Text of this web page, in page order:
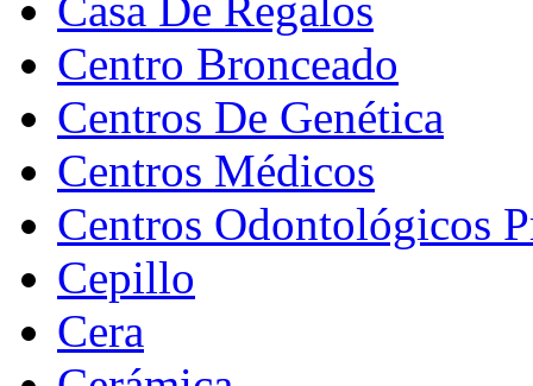
Centro Bronceado
Centros De Genética
Centros Médicos
Centros Odontológicos
Cepillo
Cera